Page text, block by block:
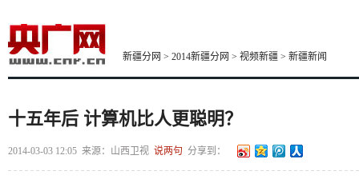
新疆分网 > 2014新疆分网 > 视频新疆 > 新疆新闻
十五年后 计算机比人更聪明？
2014-03-03 12:05 来源：山西卫视 说两句 分享到：